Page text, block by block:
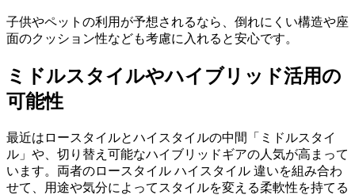
子供やペットの利用が予想されるなら、倒れにくい構造や座
面のクッション性なども考慮に入れると安心です。
ミドルスタイルやハイブリッド活用の
可能性
最近はロースタイルとハイスタイルの中間「ミドルスタイ
ル」や、切り替え可能なハイブリッドギアの人気が高まって
います。両者のロースタイル ハイスタイル 違いを組み合わ
せて、用途や気分によってスタイルを変える柔軟性を持てる